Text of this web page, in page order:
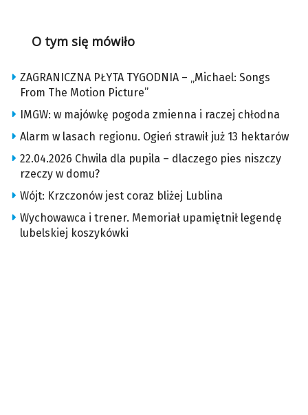
O tym się mówiło
ZAGRANICZNA PŁYTA TYGODNIA – „Michael: Songs
From The Motion Picture”
IMGW: w majówkę pogoda zmienna i raczej chłodna
Alarm w lasach regionu. Ogień strawił już 13 hektarów
22.04.2026 Chwila dla pupila – dlaczego pies niszczy
rzeczy w domu?
Wójt: Krzczonów jest coraz bliżej Lublina
Wychowawca i trener. Memoriał upamiętnił legendę
lubelskiej koszykówki